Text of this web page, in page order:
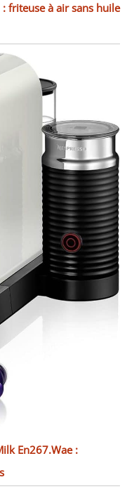
: friteuse à air sans huile
En267.Wae :